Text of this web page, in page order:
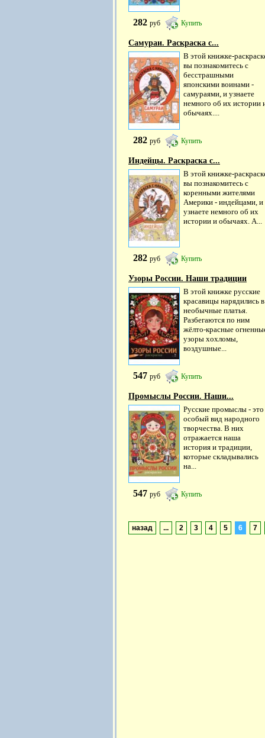
282 руб Купить
Самураи. Раскраска с...
В этой книжке-
вы познакомитесь с
бесстрашными
японскими воинами -
самураями, и узнаете
немного об их истории
обычаях....
282 руб Купить
Индейцы. Раскраска с...
В этой книжке-
вы познакомитесь с
коренными жителями
Америки - индейцами, и
узнаете немного об их
истории и обычаях. А...
282 руб Купить
Узоры России. Наши традиции
В этой книжке русские
красавицы нарядились в
необычные платья.
Разбегаются по ним
жёлто-красные
узоры хохломы,
воздушные...
547 руб Купить
Промыслы России. Наши...
Русские промыслы - это
особый вид народного
творчества. В них
отражается наша
история и традиции,
которые складывались
на...
547 руб Купить
назад ... 2 3 4 5 6 7